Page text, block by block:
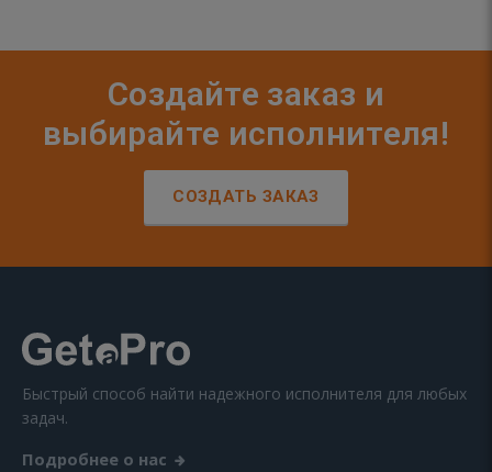
Создайте заказ и
выбирайте исполнителя!
СОЗДАТЬ ЗАКАЗ
Быстрый способ найти надежного исполнителя для любых
задач.
Подробнее о нас